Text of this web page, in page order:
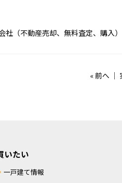
（不動産売却、無料査定、購入）
«前へ ｜
いたい
一戸建て情報